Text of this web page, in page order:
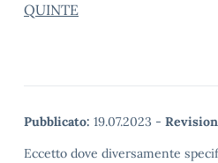
QUINTE
Pubblicato: 19.07.2023 -
Eccetto dove diversamente